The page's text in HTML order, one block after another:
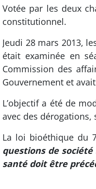
Votée par les deux
constitutionnel.
Jeudi 28 mars 2013,
était examinée en
Commission des
Gouvernement et
L’objectif a été de
avec des
La loi bioéthique du
questions de
santé doit être